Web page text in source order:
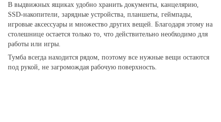
В выдвижных ящиках удобно хранить документы, канцелярию,
SSD-накопители, зарядные устройства, планшеты, геймпады,
игровые аксессуары и множество других вещей. Благодаря этому на
столешнице остается только то, что действительно необходимо для
работы или игры.
Тумба всегда находится рядом, поэтому все нужные вещи остаются
под рукой, не загромождая рабочую поверхность.